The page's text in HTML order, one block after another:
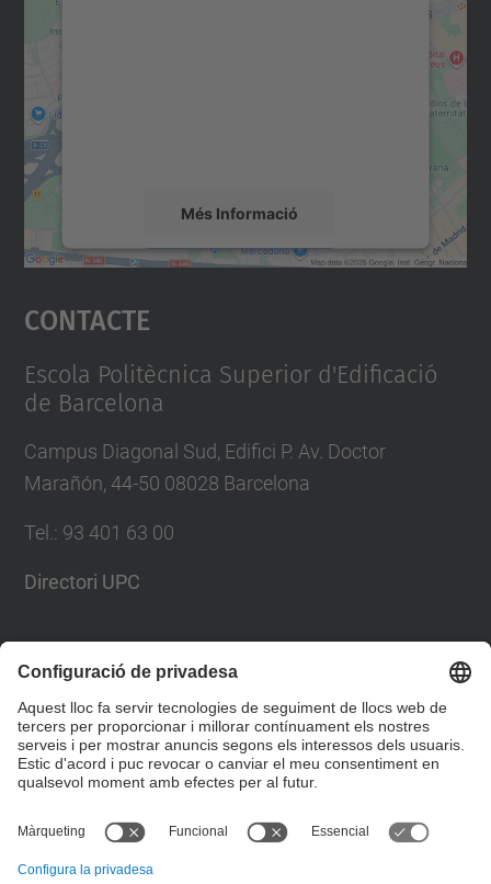
Més Informació
Accepta
powered by
Contacte
Escola Politècnica Superior d'Edificació
de Barcelona
Campus Diagonal Sud, Edifici P. Av. Doctor
Marañón, 44-50 08028 Barcelona
Tel. : 93 401 63 00
Directori UPC
Formulari de contacte
Llista Xarxes Socials